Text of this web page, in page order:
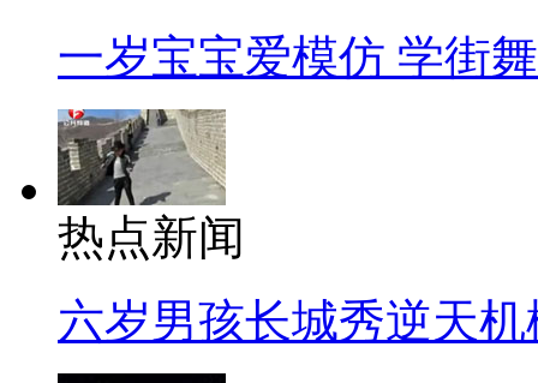
一岁宝宝爱模仿 学街
热点新闻
六岁男孩长城秀逆天机